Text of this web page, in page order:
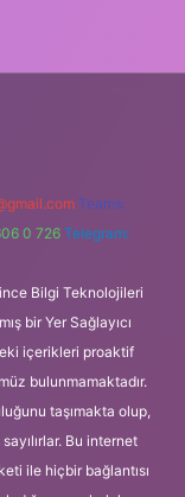
Teams:
0 726 Telegram:
Bilgi Teknolojileri
bir Yer Sağlayıcı
içerikleri proaktif
bulunmamaktadır.
taşımakta olup,
Bu internet
ile hiçbir bağlantısı